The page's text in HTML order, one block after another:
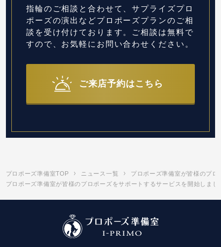
指輪のご相談と合わせて、サプライズプロ
ポーズの演出などプロポーズプランのご相
談を受け付けております。 ご相談は無料で
すので、お気軽にお問い合わせください。
ご来店予約はこちら
プロポーズ準備室TOP ニュース一覧
プロポーズ準備室が皆様のプ
プロポーズ準備室が皆様のプロポーズをサポートするサービスを開始しま